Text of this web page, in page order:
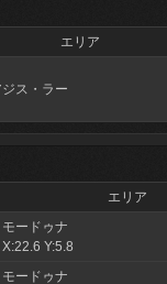
エリア
ジス・ラー
エリア
モードゥナ
X:22.6 Y:5.8
モードゥナ